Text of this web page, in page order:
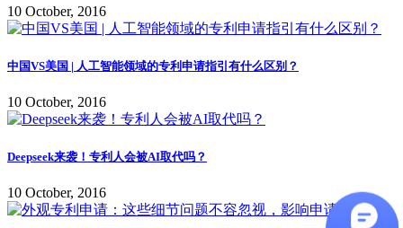
10 October, 2016
中国VS美国 | 人工智能领域的专利申请指引有什么区别？
10 October, 2016
Deepseek来袭！专利人会被AI取代吗？
10 October, 2016